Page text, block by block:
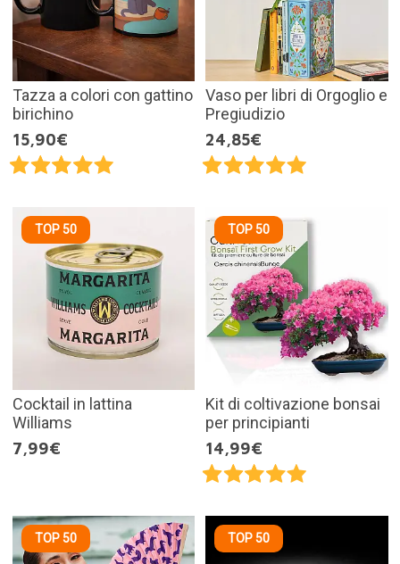
Tazza a colori con gattino
birichino
15,90€
Vaso per libri di Orgoglio e
Pregiudizio
24,85€
TOP 50
Cocktail in lattina
Williams
7,99€
TOP 50
Kit di coltivazione bonsai
per principianti
14,99€
TOP 50 TOP 50